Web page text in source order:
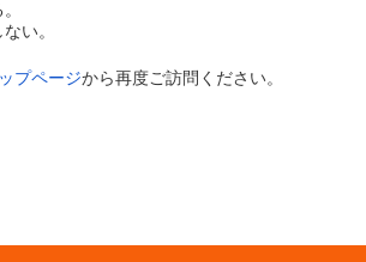
い。
ップページから再度ご訪問ください。